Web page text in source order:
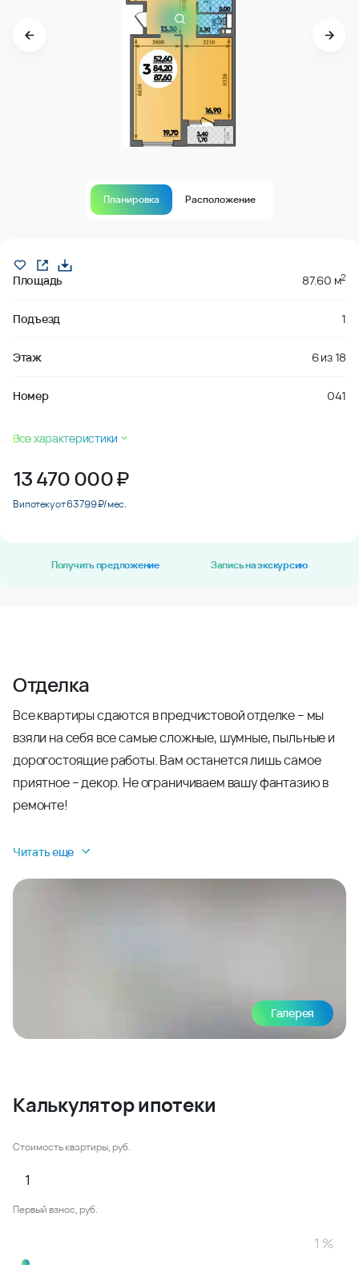
Планировка Расположение
Площадь 87.60 м2
Подъезд 1
Этаж 6из18
Номер 041
Все характеристики
13 470 000₽
В ипотеку от 63 799 ₽/мес.
Получить предложение Запись на экскурсию
Отделка
Все квартиры сдаются в предчистовой отделке – мы
взяли на себя все самые сложные, шумные, пыльные и
дорогостоящие работы. Вам останется лишь самое
приятное – декор. Не ограничиваем вашу фантазию в
ремонте!
Читать еще
Галерея
Калькулятор ипотеки
Стоимость квартиры, руб.
Первый взнос, руб.